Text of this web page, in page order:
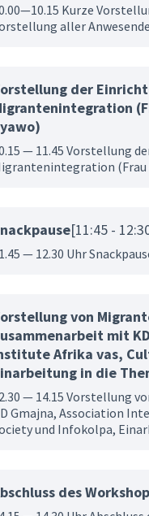
Kurze
aller
der
— 11.45 Vorstellung
(Frau
[11:45 -
— 12.30 Uhr
von
mit
Afrika vas,
in die
— 14.15 Vorstellung
Gmajna, Association
und Infokolpa,
des